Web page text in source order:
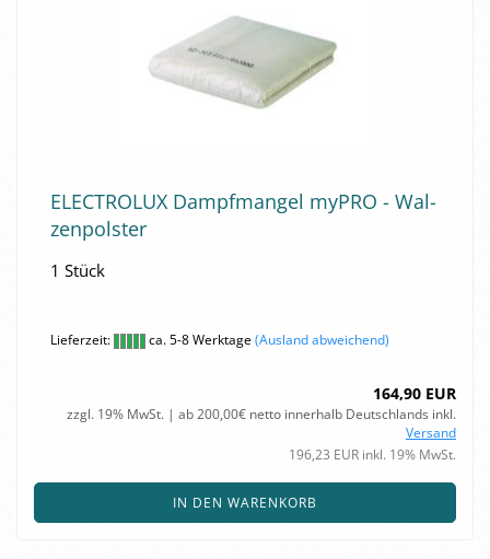
ELEC­TRO­LUX Dampf­man­gel myPRO - Wal­
zen­pols­ter
1 Stück
Lieferzeit: ca. 5-8 Werktage(Ausland abweichend)
164,90 EUR
zzgl. 19% MwSt. | ab 200,00€ netto innerhalb Deutschlands inkl.
Versand
196,23 EUR inkl. 19% MwSt.
IN DEN WARENKORB